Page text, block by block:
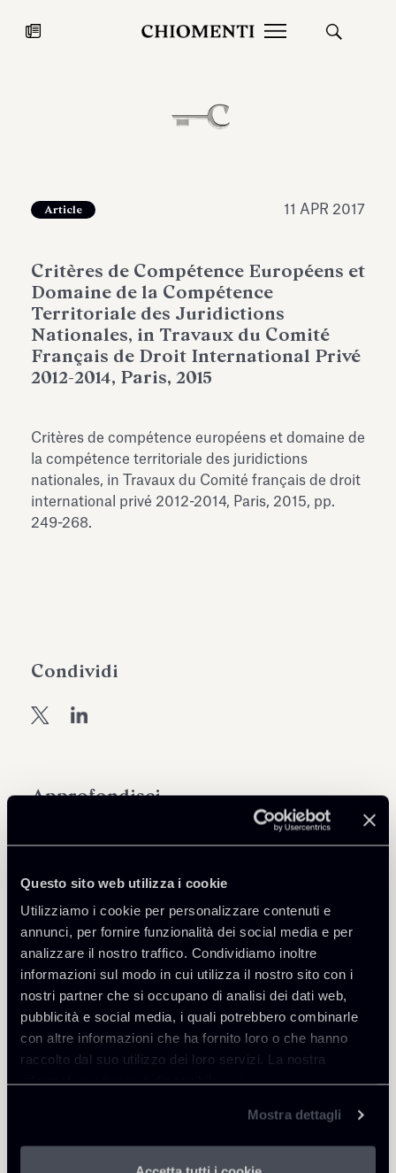
Questo sito web utilizza i cookie
Utilizziamo i cookie per personalizzare contenuti e
annunci, per fornire funzionalità dei social media e per
analizzare il nostro traffico. Condividiamo inoltre
informazioni sul modo in cui utilizza il nostro sito con i
nostri partner che si occupano di analisi dei dati web,
pubblicità e social media, i quali potrebbero combinarle
con altre informazioni che ha fornito loro o che hanno
raccolto dal suo utilizzo dei loro servizi. La nostra
informativa privacy è disponibilequi.
Mostra dettagli
27 LUG 2026
Fondazione Torlonia inaugura la
mostra Marmora Romana
Torlonia
Chiomenti
Approfondisci
Public Law, Regulatory & Authorities
Article 11 APR 2017
Critères de Compétence Européens et
Domaine de la Compétence
Territoriale des Juridictions
Nationales, in Travaux du Comité
Français de Droit International Privé
2012-2014, Paris, 2015
Critères de compétence européens et domaine de
la compétence territoriale des juridictions
nationales, in Travaux du Comité français de droit
international privé 2012-2014, Paris, 2015, pp.
249-268.
Condividi
Torna agli Insights